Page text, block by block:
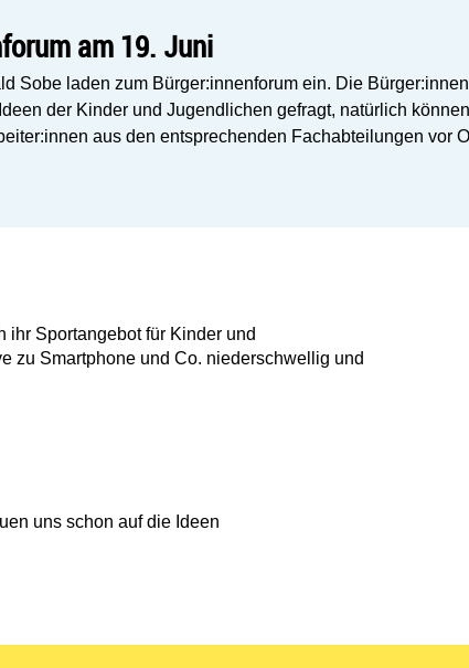
am 19. Juni
Sobe laden zum Bürger:innenforum ein. Die
der Kinder und Jugendlichen gefragt, natürlich
aus den entsprechenden Fachabteilungen vor
Sportangebot für Kinder und
zu Smartphone und Co. niederschwellig und
uns schon auf die Ideen